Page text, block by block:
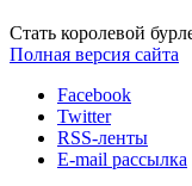
Стать королевой
Полная версия сайта
Facebook
Twitter
RSS-ленты
E-mail рассылка